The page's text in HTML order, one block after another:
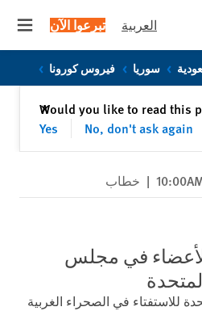
العربية تبرعوا الآن
سوريا فيروس كورونا
Would you like to read this
Yes
No, don't ask again
✕إغلاق
| خطاب
في مجلس
للاستفتاء في الصحراء الغربية